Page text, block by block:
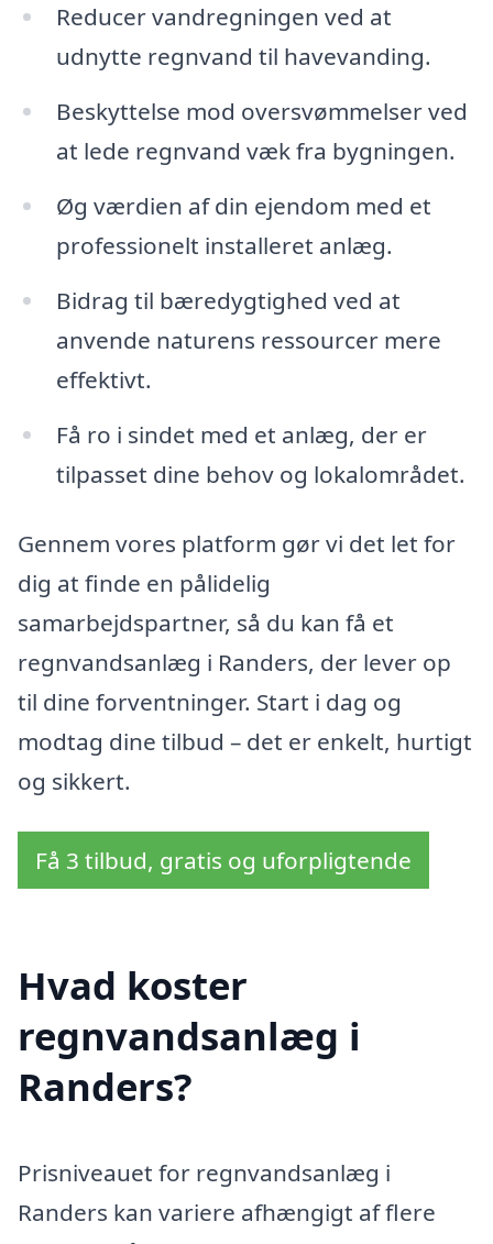
Reducer vandregningen ved at
udnytte regnvand til havevanding.
Beskyttelse mod oversvømmelser ved
at lede regnvand væk fra bygningen.
Øg værdien af din ejendom med et
professionelt installeret anlæg.
Bidrag til bæredygtighed ved at
anvende naturens ressourcer mere
effektivt.
Få ro i sindet med et anlæg, der er
tilpasset dine behov og lokalområdet.
Gennem vores platform gør vi det let for
dig at finde en pålidelig
samarbejdspartner, så du kan få et
regnvandsanlæg i Randers, der lever op
til dine forventninger. Start i dag og
modtag dine tilbud – det er enkelt, hurtigt
og sikkert.
Få 3 tilbud, gratis og uforpligtende
Hvad koster
regnvandsanlæg i
Randers?
Prisniveauet for regnvandsanlæg i
Randers kan variere afhængigt af flere